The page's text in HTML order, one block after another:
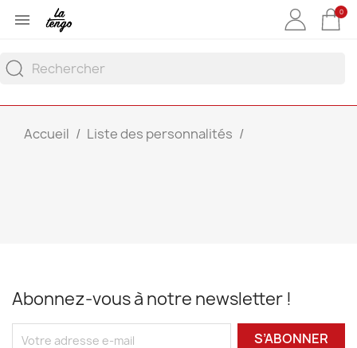
 0
Accueil Liste des personnalités
Abonnez-vous à notre newsletter !
S’ABONNER